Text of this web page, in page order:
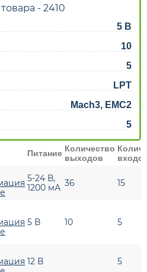
5 В
10
5
LPT
Mach3, EMC2
5
Питание Количество
выходов
5-24 В,
1200 мА 36 15
5 В 10 5
12 В 5